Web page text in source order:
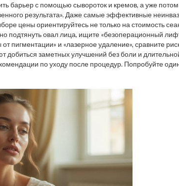
барьер с помощью сывороток и кремов, а уже
результата». Даже самые эффективные
цены ориентируйтесь не только на стоимость
подтянуть овал лица, ищите «безоперационный
пигментации» и «лазерное удаление», сравните
добиться заметных улучшений без боли и
по уходу после процедур. Попробуйте